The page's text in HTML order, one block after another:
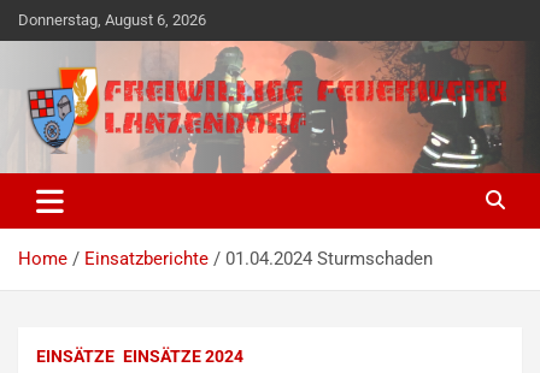
Skip
to
Donnerstag, August 6, 2026
Freiwillige Feuerwehr
Lanzendorf
Freiwillige Ehrensache seit 1890
Home Einsatzberichte 01.04.2024 Sturmschaden
EINSÄTZE EINSÄTZE 2024